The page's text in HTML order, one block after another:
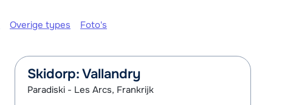
Overige types Foto's
Skidorp: Vallandry
Paradiski - Les Arcs, Frankrijk